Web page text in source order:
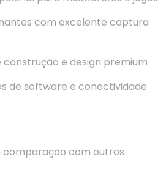
com excelente captura
construção e design premium
de software e conectividade
comparação com outros